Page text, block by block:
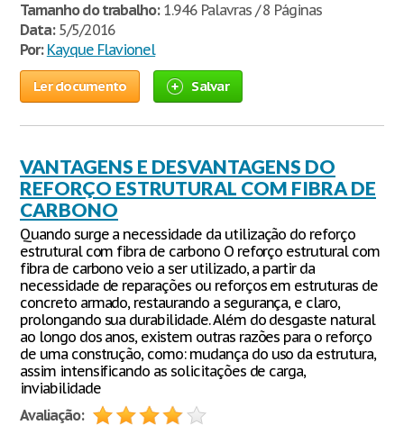
Tamanho do trabalho:1.946 Palavras / 8 Páginas
Data:5/5/2016
Por: Kayque Flavionel
Ler documento Salvar
VANTAGENS E DESVANTAGENS DO
REFORÇO ESTRUTURAL COM FIBRA DE
CARBONO
Quando surge a necessidade da utilização do reforço
estrutural com fibra de carbono O reforço estrutural com
fibra de carbono veio a ser utilizado, a partir da
necessidade de reparações ou reforços em estruturas de
concreto armado, restaurando a segurança, e claro,
prolongando sua durabilidade. Além do desgaste natural
ao longo dos anos, existem outras razões para o reforço
de uma construção, como: mudança do uso da estrutura,
assim intensificando as solicitações de carga,
inviabilidade
Avaliação: